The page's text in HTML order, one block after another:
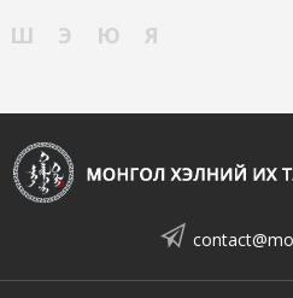
Ш
Э Ю Я